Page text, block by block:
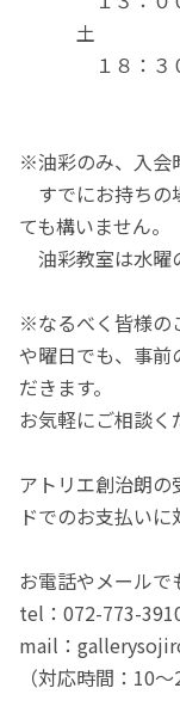
土
１８：３０
※油彩のみ、入会
すでにお持ちの
ても構いません。
油彩教室は水曜
※なるべく皆様の
や曜日でも、事前
だきます。
お気軽にご相談く
アトリエ創治朗
ドでのお支払いに
お電話やメールで
tel：072-773-
mail：
（対応時間：10～